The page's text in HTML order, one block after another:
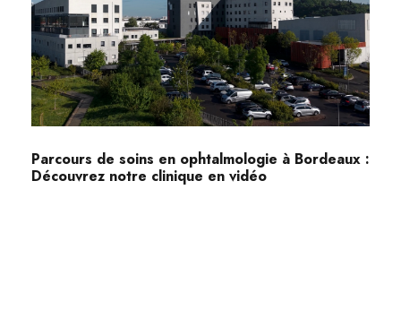
Parcours de soins en ophtalmologie à Bordeaux :
Découvrez notre clinique en vidéo